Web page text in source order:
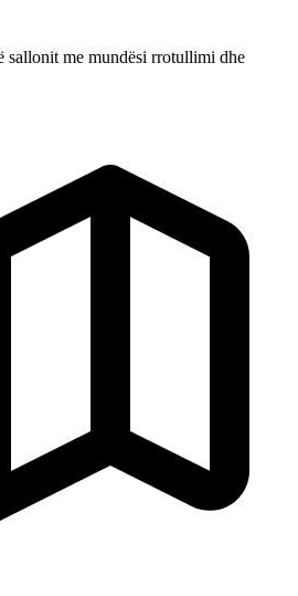
sallonit me mundësi rrotullimi dhe